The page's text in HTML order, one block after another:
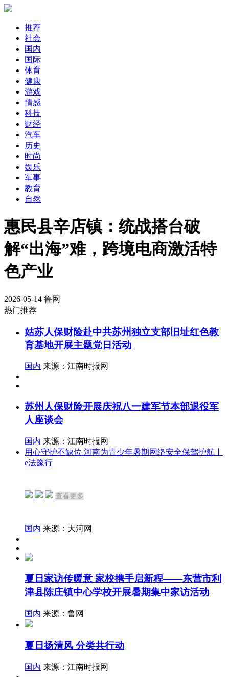
推荐
社会
国内
国际
体育
健康
游戏
情感
科技
财经
汽车
历史
时尚
娱乐
军事
教育
自然
惠民县辛店镇：统战搭台破
解“出海”难，跨境电商激活特
色产业
2026-05-14 鲁网
热门推荐
姑苏人保财险赴中共苏州独立支部旧址红色教
育基地开展主题党日活动
国内 来源：江南时报网
苏州人保财险开展庆祝八一建军节本部退役军
人座谈会
国内 来源：江南时报网
用心守护不缺位 河南为青少年暑期网络安全保驾护航丨
e法豫行
查看更多
国内 来源：大河网
夏日家访传暖意 家校携手启新程——东营市利
津县陈庄镇中心学校开展暑期集中家访活动
国内 来源：鲁网
夏日扬清风 分类共行动
国内 来源：江南时报网